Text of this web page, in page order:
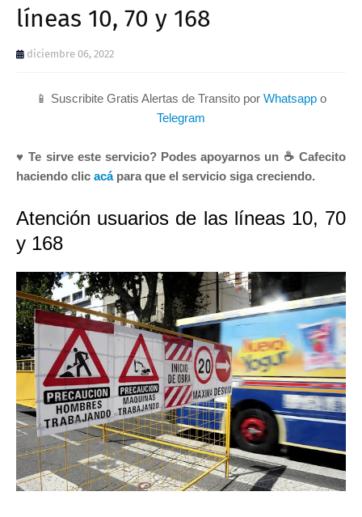
líneas 10, 70 y 168
diciembre 06, 2022
📱 Suscribite Gratis Alertas de Transito por Whatsapp o
Telegram
♥ Te sirve este servicio? Podes apoyarnos un ☕ Cafecito
haciendo clic acápara que el servicio siga creciendo.
Atención usuarios de las líneas 10, 70
y 168